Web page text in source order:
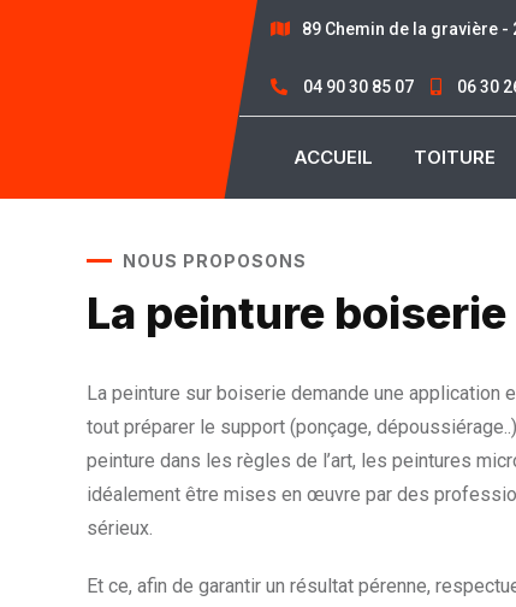
89 Chemin de la gravière -
04 90 30 85 07 06 30
ACCUEIL TOITURE
NOUS PROPOSONS
La peinture boiserie
La peinture sur boiserie demande une application
tout préparer le support (ponçage,
peinture dans les règles de l’art, les peintures
idéalement être mises en œuvre par des
sérieux.
Et ce, afin de garantir un résultat pérenne,